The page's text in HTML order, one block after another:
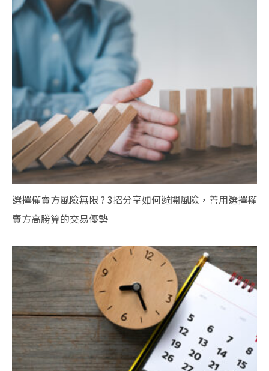
選擇權賣方風險無限 ? 3招分享如何避開風險，善用選擇權
賣方高勝算的交易優勢